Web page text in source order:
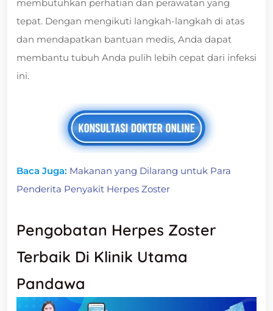
membutuhkan perhatian dan perawatan yang
tepat. Dengan mengikuti langkah-langkah di atas
dan mendapatkan bantuan medis, Anda dapat
membantu tubuh Anda pulih lebih cepat dari infeksi
ini.
Baca Juga: Makanan yang Dilarang untuk Para
Penderita Penyakit Herpes Zoster
Pengobatan Herpes Zoster
Terbaik Di Klinik Utama
Pandawa